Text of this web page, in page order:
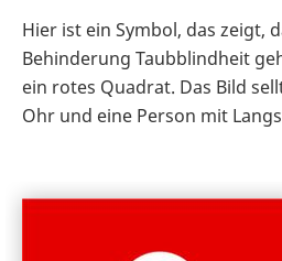
Hier ist ein Symbol, das zeigt,
Behinderung Taubblindheit
ein rotes Quadrat. Das Bild
Ohr und eine Person mit